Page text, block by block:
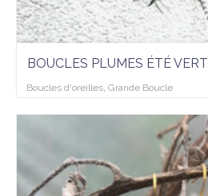
BOUCLES PLUMES ÉTÉ VERT
Boucles d'oreilles, Grande Boucle
wis